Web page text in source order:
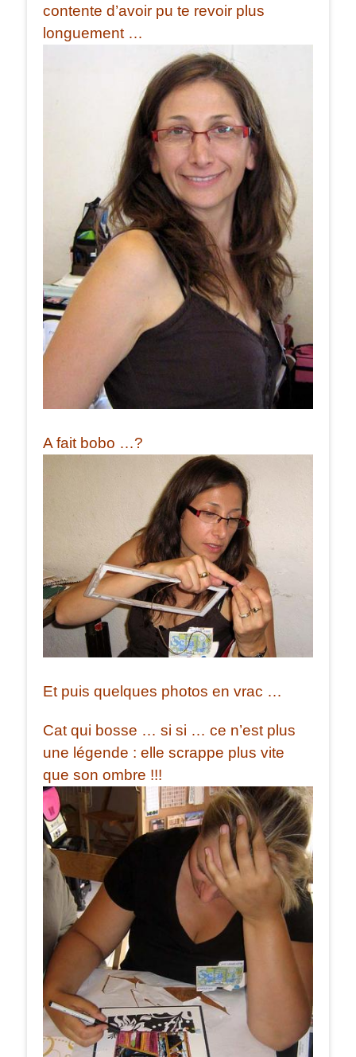
contente d’avoir pu te revoir plus
longuement …
A fait bobo …?
Et puis quelques photos en vrac …
Cat qui bosse … si si … ce n’est plus
une légende : elle scrappe plus vite
que son ombre !!!